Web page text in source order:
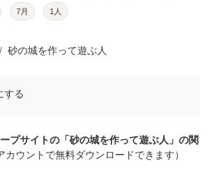
7月 1人
砂の城を作って遊ぶ人
する
プサイトの「砂の城を作って遊ぶ人」の関
カウントで無料ダウンロードできます）